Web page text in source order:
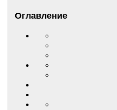
Оглавление